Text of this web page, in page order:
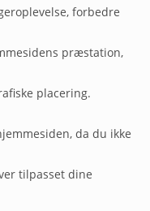
forbedre
præstation,
placering.
da du ikke
tilpasset dine